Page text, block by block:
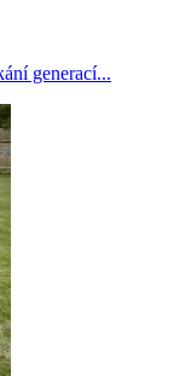
generací...